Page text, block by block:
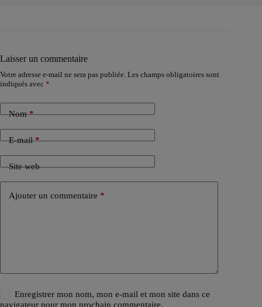
Laisser un commentaire
Votre adresse e-mail ne sera pas publiée. Les champs obligatoires sont
indiqués avec *
Nom*
E-mail*
Site web
Ajouter un commentaire *
Enregistrer mon nom, mon e-mail et mon site dans ce
navigateur pour mon prochain commentaire.